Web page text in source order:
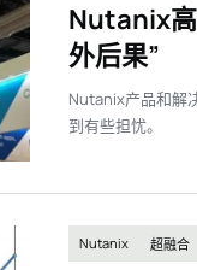
Nutanix
外后果”
Nutanix产品和解
到有些担忧。
Nutanix 超融合